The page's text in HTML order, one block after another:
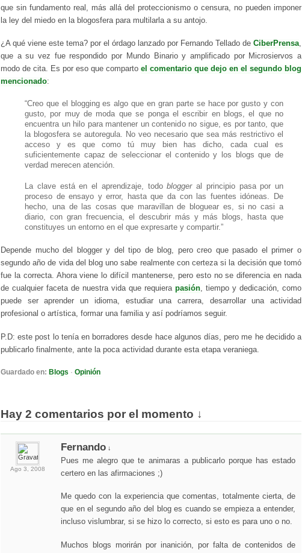
que sin fundamento real, más allá del proteccionismo o censura, no pueden imponer
la ley del miedo en la blogosfera para multilarla a su antojo.
¿A qué viene este tema? por el órdago lanzado por Fernando Tellado de CiberPrensa,
que a su vez fue respondido por Mundo Binario y amplificado por Microsiervos a
modo de cita. Es por eso que comparto el comentario que dejo en el segundo blog
mencionado:
“Creo que el blogging es algo que en gran parte se hace por gusto y con
gusto, por muy de moda que se ponga el escribir en blogs, el que no
encuentra un hilo para mantener un contenido no sigue, es por tanto, que
la blogosfera se autoregula. No veo necesario que sea más restrictivo el
acceso y es que como tú muy bien has dicho, cada cual es
suficientemente capaz de seleccionar el contenido y los blogs que de
verdad merecen atención.
La clave está en el aprendizaje, todobloggeral principio pasa por un
proceso de ensayo y error, hasta que da con las fuentes idóneas. De
hecho, una de las cosas que maravillan de bloguear es, si no casi a
diario, con gran frecuencia, el descubrir más y más blogs, hasta que
constituyes un entorno en el que expresarte y compartir.”
Depende mucho del blogger y del tipo de blog, pero creo que pasado el primer o
segundo año de vida del blog uno sabe realmente con certeza si la decisión que tomó
fue la correcta. Ahora viene lo difícil mantenerse, pero esto no se diferencia en nada
de cualquier faceta de nuestra vida que requiera pasión, tiempo y dedicación, como
puede ser aprender un idioma, estudiar una carrera, desarrollar una actividad
profesional o artística, formar una familia y así podríamos seguir.
P.D: este post lo tenía en borradores desde hace algunos días, pero me he decidido a
publicarlo finalmente, ante la poca actividad durante esta etapa veraniega.
Guardado en: Blogs · Opinión
Hay 2 comentarios por el momento ↓
Ago 3, 2008
Fernando ↓
Pues me alegro que te animaras a publicarlo porque has estado
certero en las afirmaciones ;)
Me quedo con la experiencia que comentas, totalmente cierta, de
que en el segundo año del blog es cuando se empieza a entender,
incluso vislumbrar, si se hizo lo correcto, si esto es para uno o no.
Muchos blogs morirán por inanición, por falta de contenidos de